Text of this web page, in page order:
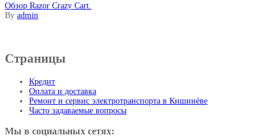
Обзор Razor Crazy Cart.
By admin
Страницы
Кредит
Оплата и доставка
Ремонт и сервис электротранспорта в Кишинёве
Часто задаваемые вопросы
Мы в социальных сетях: